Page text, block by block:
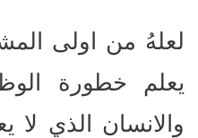
لعلهُ من اولى
يعلم خطورة
والانسان الذي لا